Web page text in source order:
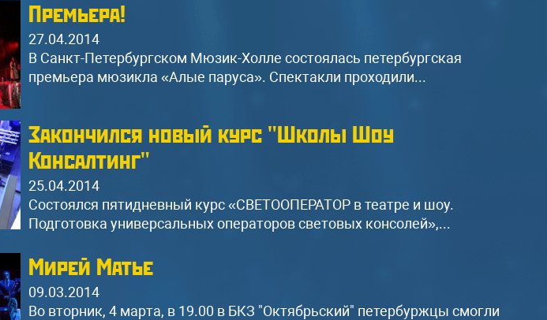
Премьера!
27.04.2014
В Санкт-Петербургском Мюзик-Холле состоялась петербургская
премьера мюзикла «Алые паруса». Спектакли проходили...
Закончился новый курс "Школы Шоу
Консалтинг"
25.04.2014
Состоялся пятидневный курс «СВЕТООПЕРАТОР в театре и шоу.
Подготовка универсальных операторов световых консолей»,...
Мирей Матье
09.03.2014
Во вторник, 4 марта, в 19.00 в БКЗ "Октябрьский" петербуржцы смогли